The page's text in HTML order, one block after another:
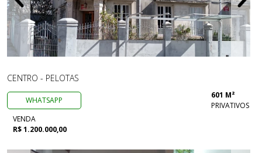
CENTRO - PELOTAS
WHATSAPP
601 M²
PRIVATIVOS
VENDA
R$ 1.200.000,00